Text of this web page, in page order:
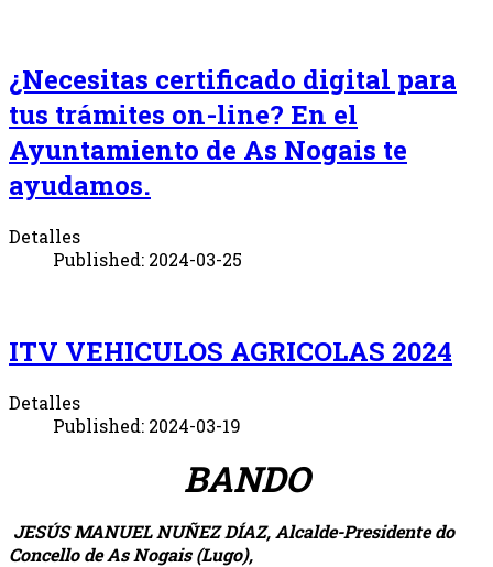
¿Necesitas certificado digital para
tus trámites on-line? En el
Ayuntamiento de As Nogais te
ayudamos.
Detalles
Published: 2024-03-25
ITV VEHICULOS AGRICOLAS 2024
Detalles
Published: 2024-03-19
BANDO
JESÚS MANUEL NUÑEZ DÍAZ, Alcalde-Presidente do
Concello de As Nogais (Lugo),